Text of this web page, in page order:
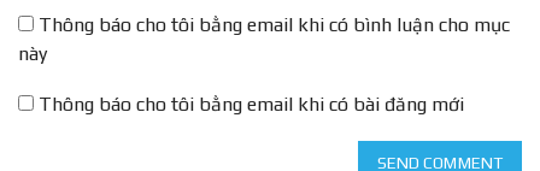
Thông báo cho tôi bằng email khi có bình luận cho mục
này
Thông báo cho tôi bằng email khi có bài đăng mới
SEND COMMENT